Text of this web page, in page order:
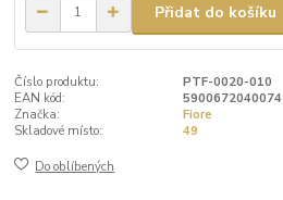
Přidat do košíku
Číslo produktu:
PTF-0020-010
EAN kód:
5900672040074
Značka:
Fiore
Skladové místo:
49
Do oblíbených